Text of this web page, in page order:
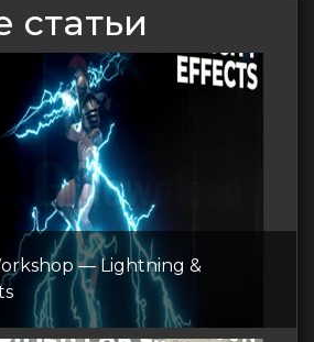
статьи
— Lightning &